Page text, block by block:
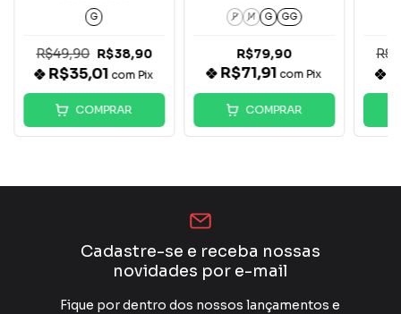
G
R$49,90 R$38,90
R$35,01com Pix
COMPRAR
P M G GG
R$79,90
R$71,91com Pix
COMPRAR
Cadastre-se e receba nossas
novidades por e-mail
Fique por dentro dos nossos lançamentos e